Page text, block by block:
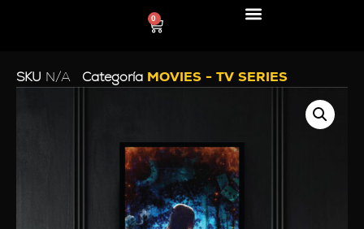
0
SKU N/A Categoría MOVIES - TV SERIES